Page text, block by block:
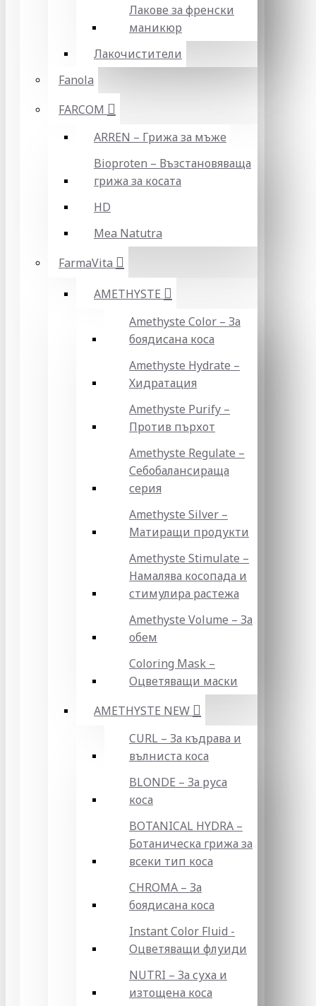
Лакове за френски
маникюр
Лакочистители
Fanola
FARCOM
ARREN – Грижа за мъже
Bioproten – Възстановяваща
грижа за косата
HD
Mea Natutra
FarmaVita
AMETHYSTE
Amethyste Color – За
боядисана коса
Amethyste Hydrate –
Хидратация
Amethyste Purify –
Против пърхот
Amethyste Regulate –
Себобалансираща
серия
Amethyste Silver –
Матиращи продукти
Amethyste Stimulate –
Намалява косопада и
стимулира растежа
Amethyste Volume – За
обем
Coloring Mask –
Оцветяващи маски
AMETHYSTE NEW
CURL – За къдрава и
вълниста коса
BLONDE – За руса
коса
BOTANICAL HYDRA –
Ботаническа грижа за
всеки тип коса
CHROMA – За
боядисана коса
Instant Color Fluid -
Оцветяващи флуиди
NUTRI – За суха и
изтощена коса